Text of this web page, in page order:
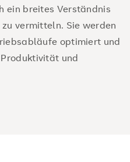
Skills und
Gestaltung
ein breites Verständnis
vermitteln. Sie werden
optimiert und
und